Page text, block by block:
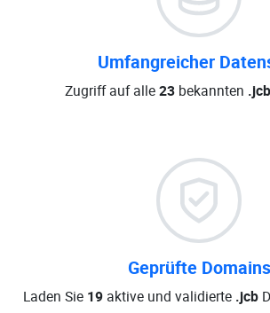
Umfangreicher
Zugriff auf alle23bekannten .jcb
Geprüfte Domains
Laden Sie 19aktive und validierte .jcb